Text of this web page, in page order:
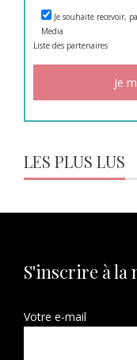
Je souhaite recevoir,
Media
Liste des partenaires
LES PLUS LUS
S'inscrire à la
Votre e-mail